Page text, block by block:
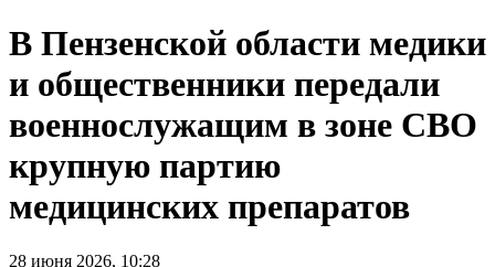
В Пензенской области медики
и общественники передали
военнослужащим в зоне СВО
крупную партию
медицинских препаратов
28 июня 2026, 10:28